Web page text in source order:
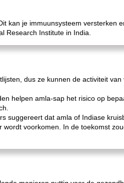
kan je immuunsysteem versterken
Research Institute in India.
dus ze kunnen de activiteit
helpen amla-sap het risico op
suggereert dat amla of Indiase
voorkomen. In de toekomst